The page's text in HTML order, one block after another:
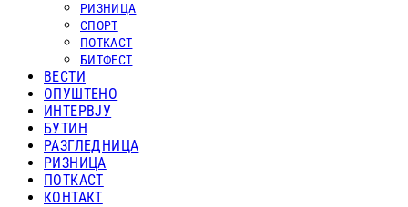
РИЗНИЦА
СПОРТ
ПОТКАСТ
БИТФЕСТ
ВЕСТИ
ОПУШТЕНО
ИНТЕРВЈУ
БУТИН
РАЗГЛЕДНИЦА
РИЗНИЦА
ПОТКАСТ
КОНТАКТ